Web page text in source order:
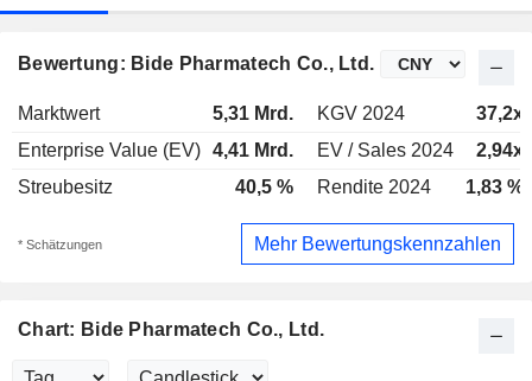
Bewertung: Bide Pharmatech Co., Ltd.
Marktwert 5,31 Mrd. KGV 2024
37,2x
Enterprise Value (EV) 4,41 Mrd. EV / Sales 2024
2,94x
Streubesitz
40,5 % Rendite 2024 1,83 %
* Schätzungen Mehr Bewertungskennzahlen
Chart: Bide Pharmatech Co., Ltd.